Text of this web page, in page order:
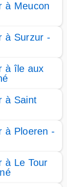
à Meucon
à Surzur -
à île aux
à Saint
à Ploeren -
à Le Tour